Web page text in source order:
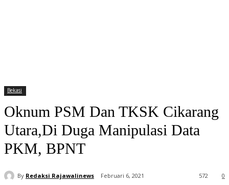
Bekasi
Oknum PSM Dan TKSK Cikarang
Utara,Di Duga Manipulasi Data
PKM, BPNT
By Redaksi Rajawalinews Februari 6, 2021 0
572